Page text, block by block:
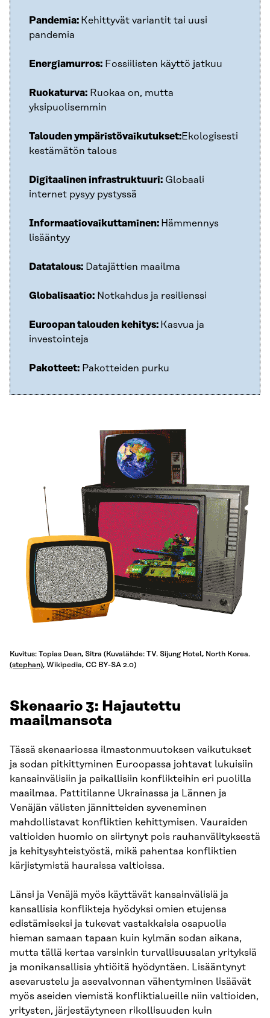
Pandemia: Kehittyvät variantit tai uusi
pandemia
Energiamurros: Fossiilisten käyttö jatkuu
Ruokaturva: Ruokaa on, mutta
yksipuolisemmin
Talouden ympäristövaikutukset:Ekologisesti
kestämätön talous
Digitaalinen infrastruktuuri: Globaali
internet pysyy pystyssä
Informaatiovaikuttaminen: Hämmennys
lisääntyy
Datatalous: Datajättien maailma
Globalisaatio: Notkahdus ja resilienssi
Euroopan talouden kehitys: Kasvua ja
investointeja
Pakotteet: Pakotteiden purku
Kuvitus: Topias Dean, Sitra (Kuvalähde: TV. Sijung Hotel, North Korea.
(stephan), Wikipedia, CC BY-SA 2.0)
Skenaario 3: Hajautettu
maailmansota
Tässä skenaariossa ilmastonmuutoksen vaikutukset
ja sodan pitkittyminen Euroopassa johtavat lukuisiin
kansainvälisiin ja paikallisiin konflikteihin eri puolilla
maailmaa. Pattitilanne Ukrainassa ja Lännen ja
Venäjän välisten jännitteiden syveneminen
mahdollistavat konfliktien kehittymisen. Vauraiden
valtioiden huomio on siirtynyt pois rauhanvälityksestä
ja kehitysyhteistyöstä, mikä pahentaa konfliktien
kärjistymistä hauraissa valtioissa.
Länsi ja Venäjä myös käyttävät kansainvälisiä ja
kansallisia konflikteja hyödyksi omien etujensa
edistämiseksi ja tukevat vastakkaisia osapuolia
hieman samaan tapaan kuin kylmän sodan aikana,
mutta tällä kertaa varsinkin turvallisuusalan yrityksiä
ja monikansallisia yhtiöitä hyödyntäen. Lisääntynyt
asevarustelu ja asevalvonnan vähentyminen lisäävät
myös aseiden viemistä konfliktialueille niin valtioiden,
yritysten, järjestäytyneen rikollisuuden kuin